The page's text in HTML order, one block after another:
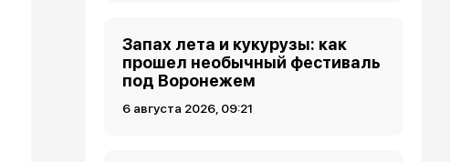
Запах лета и кукурузы: как
прошел необычный фестиваль
под Воронежем
6 августа 2026, 09:21